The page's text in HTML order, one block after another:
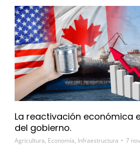
La reactivación económica
del gobierno.
Agricultura, Economía, Infraestructura 7